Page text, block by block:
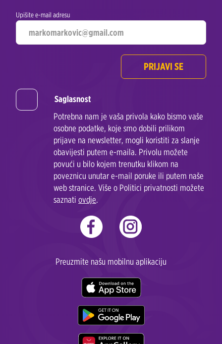
Upišite e-mail adresu
PRIJAVI SE
Saglasnost
Potrebna nam je vaša privola kako bismo vaše
osobne podatke, koje smo dobili prilikom
prijave na newsletter, mogli koristiti za slanje
obavijesti putem e-maila. Privolu možete
povući u bilo kojem trenutku klikom na
poveznicu unutar e-mail poruke ili putem naše
web stranice. Više o Politici privatnosti možete
saznati ovdje.
Preuzmite našu mobilnu aplikaciju